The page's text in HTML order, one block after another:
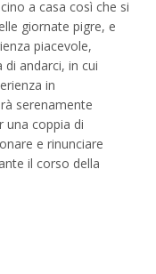
a casa così che si
giornate pigre, e
piacevole,
di andarci, in cui
in
serenamente
una coppia di
e rinunciare
il corso della